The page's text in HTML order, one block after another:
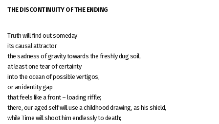
THE DISCONTINUITY OF THE ENDING
Truth will find out someday
its causal attractor
the sadness of gravity towards the freshly dug soil,
at least one tear of certainty
into the ocean of possible vertigos,
or an identity gap
that feels like a front – loading riffle;
there, our aged self will use a childhood drawing, as his shield,
while Time will shoot him endlessly to death;